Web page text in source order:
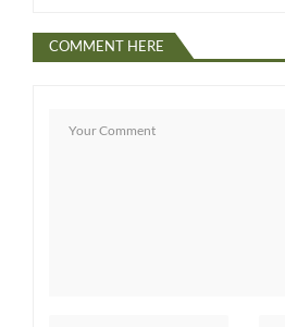
c COMMENT HERE